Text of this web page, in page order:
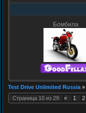
Бомбила
Test Drive Unlimited Russia »
Страница 10 из 29 « 1 2